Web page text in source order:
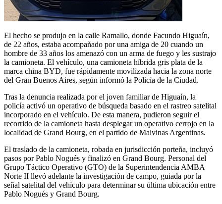
El hecho se produjo en la calle Ramallo, donde Facundo Higuaín,
de 22 años, estaba acompañado por una amiga de 20 cuando un
hombre de 33 años los amenazó con un arma de fuego y les sustrajo
la camioneta. El vehículo, una camioneta híbrida gris plata de la
marca china BYD, fue rápidamente movilizada hacia la zona norte
del Gran Buenos Aires, según informó la Policía de la Ciudad.
Tras la denuncia realizada por el joven familiar de Higuaín, la
policía activó un operativo de búsqueda basado en el rastreo satelital
incorporado en el vehículo. De esta manera, pudieron seguir el
recorrido de la camioneta hasta desplegar un operativo cerrojo en la
localidad de Grand Bourg, en el partido de Malvinas Argentinas.
El traslado de la camioneta, robada en jurisdicción porteña, incluyó
pasos por Pablo Nogués y finalizó en Grand Bourg. Personal del
Grupo Táctico Operativo (GTO) de la Superintendencia AMBA
Norte II llevó adelante la investigación de campo, guiada por la
señal satelital del vehículo para determinar su última ubicación entre
Pablo Nogués y Grand Bourg.